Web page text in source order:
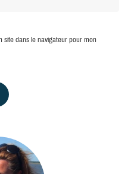
dans le navigateur pour mon